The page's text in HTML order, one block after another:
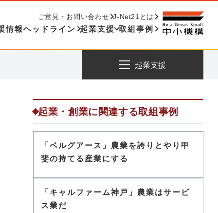
情報ヘッドライン 起業支援 取組事例
ご意見・お問い合わせ J-Net21とは
起業支援
起業・創業に関連する取組事例
「ベルグアース」農業を誇りとやり甲
斐の持てる産業にする
「キャルファーム神戸」農業はサービ
ス業だ